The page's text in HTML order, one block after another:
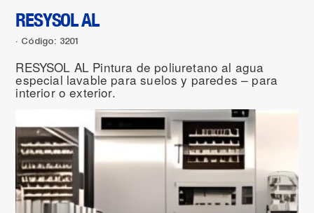
RESYSOL AL
Código: 3201
RESYSOL AL Pintura de poliuretano al agua
especial lavable para suelos y paredes – para
interior o exterior.